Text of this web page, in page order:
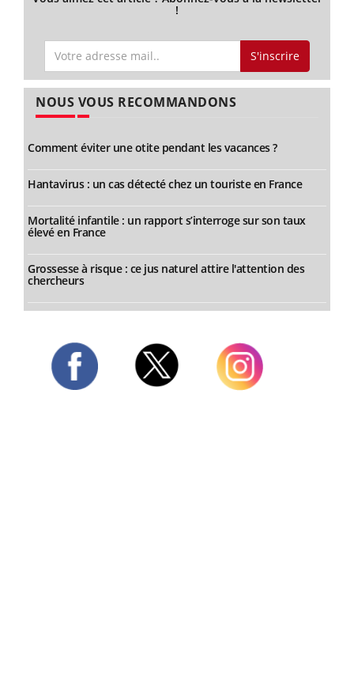
!
S'inscrire
NOUS VOUS RECOMMANDONS
Comment éviter une otite pendant les vacances ?
Hantavirus : un cas détecté chez un touriste en France
Mortalité infantile : un rapport s’interroge sur son taux
élevé en France
Grossesse à risque : ce jus naturel attire l'attention des
chercheurs